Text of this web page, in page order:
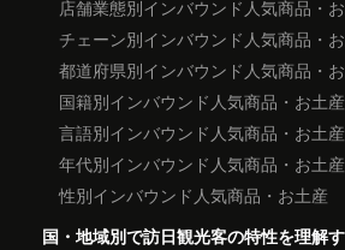
店舗業態別インバウンド人気商品・
チェーン別インバウンド人気商品・
都道府県別インバウンド人気商品・
国籍別インバウンド人気商品・お土産
言語別インバウンド人気商品・お土産
年代別インバウンド人気商品・お土産
性別インバウンド人気商品・お土産
国・地域別で訪日観光客の特性を理解